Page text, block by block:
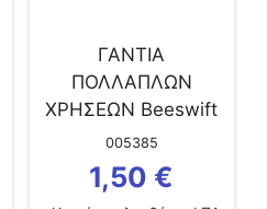
ΓΑΝΤΙΑ
ΠΟΛΛΑΠΛΩΝ
ΧΡΗΣΕΩΝ Beeswift
ΛΑΤΕΞ ΠΟΡΤΟΚΑΛΙ
Μ
005385
1,50 €